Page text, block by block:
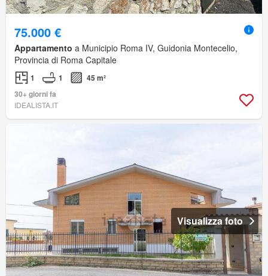
75.000 €
Appartamento a Municipio Roma IV, Guidonia Montecelio,
Provincia di Roma Capitale
1 1
45 m²
30+ giorni fa
IDEALISTA.IT
Visualizza foto